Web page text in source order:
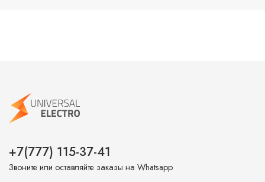
+7(777) 115-37-41
Звоните или оставляйте заказы на Whatsapp